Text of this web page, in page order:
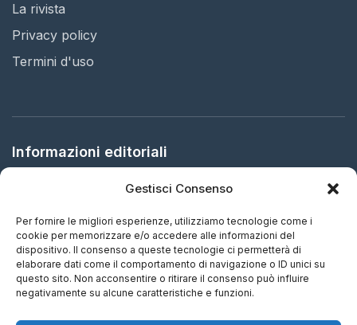
Gestisci Consenso
Per fornire le migliori esperienze, utilizziamo tecnologie come i
cookie per memorizzare e/o accedere alle informazioni del
dispositivo. Il consenso a queste tecnologie ci permetterà di
elaborare dati come il comportamento di navigazione o ID unici su
questo sito. Non acconsentire o ritirare il consenso può influire
negativamente su alcune caratteristiche e funzioni.
La rivista
Privacy policy
Termini d'uso
Informazioni editoriali
Editore:Arbitration in Italy Ltd.
Kingdom
ISSN:2732-5695 (IT) - 2732-5687 (EN)
Periodicità:Aggiornamento continuo